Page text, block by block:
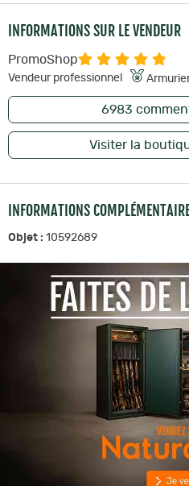
INFORMATIONS SUR LE VENDEUR
PromoShop
Vendeur professionnel
6983
Visiter la
INFORMATIONS
Objet : 10592689